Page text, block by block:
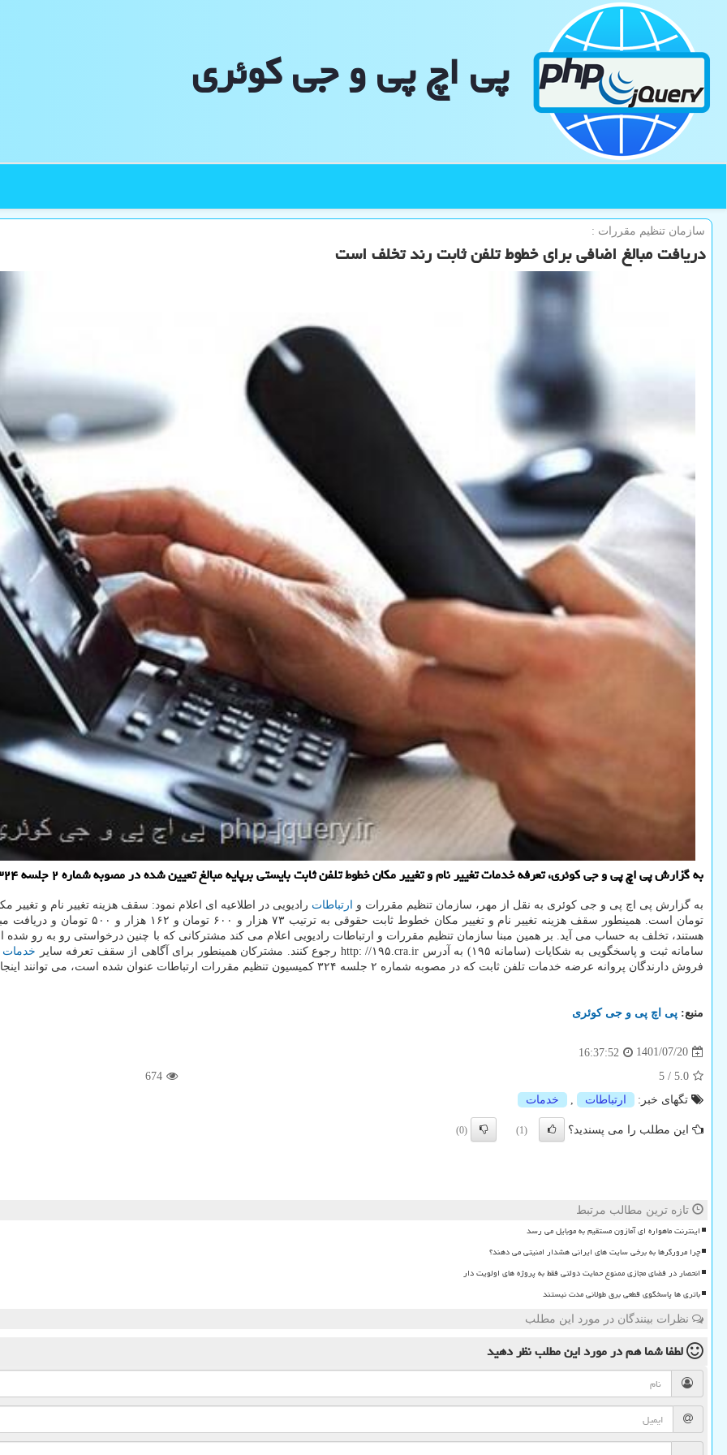
پی اچ پی و جی كوئری
سازمان تنظیم مقررات :
دریافت مبالغ اضافی برای خطوط تلفن ثابت رند تخلف است
به گزارش پی اچ پی و جی کوئری، تعرفه خدمات تغییر نام و تغییر مکان خطوط تلفن ثابت بایستی برپایه مبالغ تعیین شده در مصوبه شماره ۲ جلسه ۳۲۴ کمیسیون تنظیم مقررات ارتباطات از متقاضیان دریافت شود.
به گزارش پی اچ پی و جی کوئری به نقل از مهر، سازمان تنظیم مقررات و
ارتباطات
تومان است. همینطور سقف هزینه تغییر
هستند، تخلف به حساب می آید. بر همین مبنا سازمان تنظیم مقررات و ارتباطات رادیویی اعلام می کند مشترکانی که با چنین درخواستی رو به رو شده
سامانه ثبت و پاسخگویی به شکایات (سامانه ۱۹۵) به آدرس http: //۱۹۵.cra.ir رجوع کنند. مشترکان همینطور برای آگاهی از سقف تعرفه سایر
خدمات
فروش دارندگان پروانه عرضه خدمات تلفن ثابت که در مصوبه شماره ۲ جلسه ۳۲۴ کمیسیون تنظیم مقررات ارتباطات عنوان شده است، می توانند اینجا کلیک کنند.
منبع: پی اچ پی و جی كوئری
1401/07/20
16:37:52
5.0
/
5
674
تگهای خبر:
ارتباطات , خدمات
این مطلب را می پسندید؟ (1)
(0)
تازه ترین مطالب مرتبط
اینترنت ماهواره ای آمازون مستقیم به موبایل می رسد
چرا مرورگرها به برخی سایت های ایرانی هشدار امنیتی می دهند؟
انحصار در فضای مجازی ممنوع حمایت دولتی فقط به پروژه های اولویت دار
باتری ها پاسخگوی قطعی برق طولانی مدت نیستند
نظرات بینندگان در مورد این مطلب
لطفا شما همدر مورد این مطلبنظر دهید